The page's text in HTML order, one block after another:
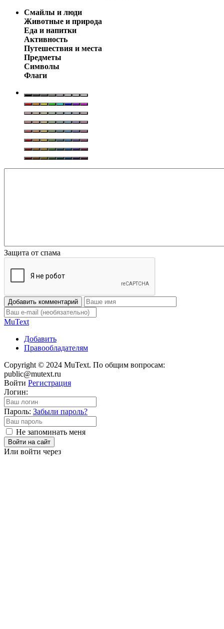
Смайлы и люди
Животные и природа
Еда и напитки
Активность
Путешествия и места
Предметы
Символы
Флаги
Защита от спама
Добавить комментарий
MuText
Добавить
Правообладателям
Copyright © 2024 MuText. По общим вопросам:
public@mutext.ru
Войти Регистрация
Логин:
Пароль: Забыли пароль?
Не запоминать меня
Войти на сайт
Или войти через